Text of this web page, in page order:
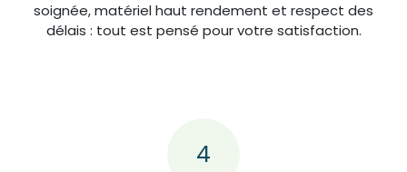
soignée, matériel haut rendement et respect des
délais : tout est pensé pour votre satisfaction.
4